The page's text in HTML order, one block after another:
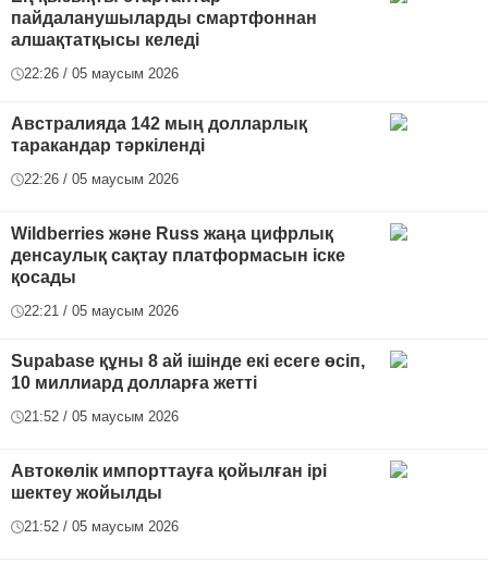
пайдаланушыларды смартфоннан
алшақтатқысы келеді
22:26 / 05 маусым 2026
Австралияда 142 мың долларлық
таракандар тәркіленді
22:26 / 05 маусым 2026
Wildberries және Russ жаңа цифрлық
денсаулық сақтау платформасын іске
қосады
22:21 / 05 маусым 2026
Supabase құны 8 ай ішінде екі есеге өсіп,
10 миллиард долларға жетті
21:52 / 05 маусым 2026
Автокөлік импорттауға қойылған ірі
шектеу жойылды
21:52 / 05 маусым 2026